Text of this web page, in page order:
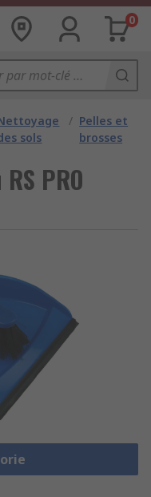
0
sols
/ Pelles et
brosses
PRO